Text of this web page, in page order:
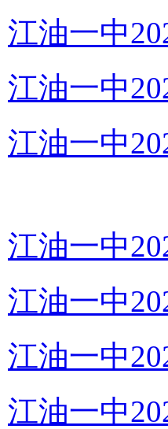
江油一中
江油一中
江油一中
江油一中
江油一中
江油一中
江油一中